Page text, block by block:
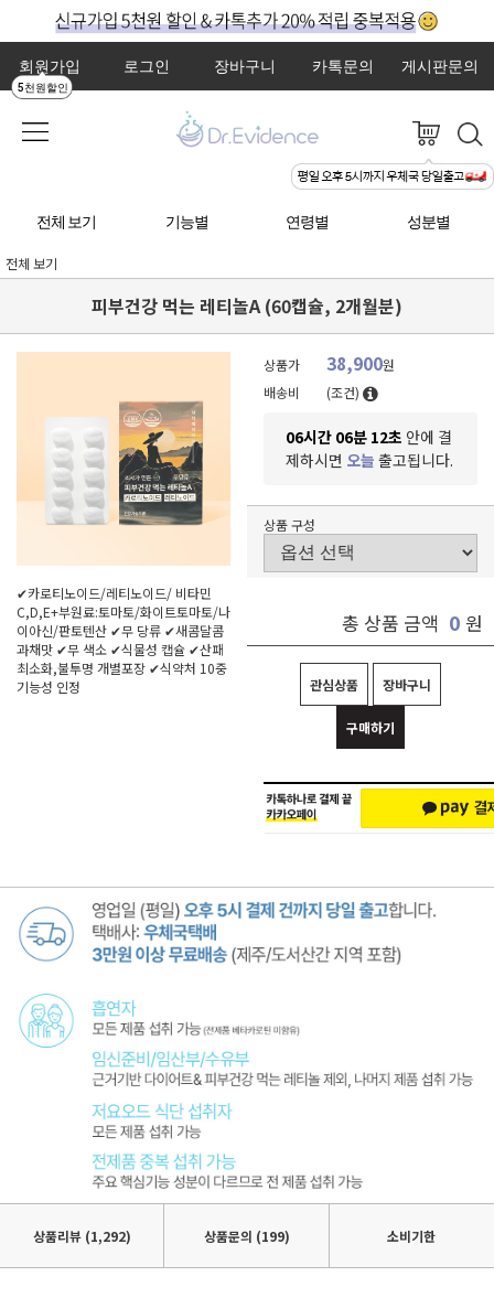
회원가입
5천원할인
로그인 장바구니 카톡문의 게시판문의
전체 보기 기능별 연령별 성분별
전체 보기
피부건강 먹는 레티놀A (60캡슐, 2개월분)
✔카로티노이드/레티노이드/ 비타민
C,D,E+부원료:토마토/화이트토마토/나
이아신/판토텐산 ✔무 당류 ✔새콤달콤
과채맛 ✔무 색소 ✔식물성 캡슐 ✔산패
최소화,불투명 개별포장 ✔식약처 10중
기능성 인정
상품가 38,900원
배송비
(조건)
06시간 06분 10초 안에 결
제하시면 오늘 출고됩니다.
상품 구성
총 상품 금액 0 원
관심상품 장바구니
구매하기
상품리뷰 (1,292) 상품문의 (199) 소비기한